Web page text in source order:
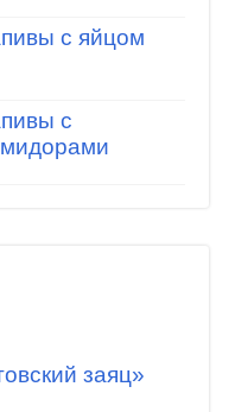
с яйцом
с
заяц»